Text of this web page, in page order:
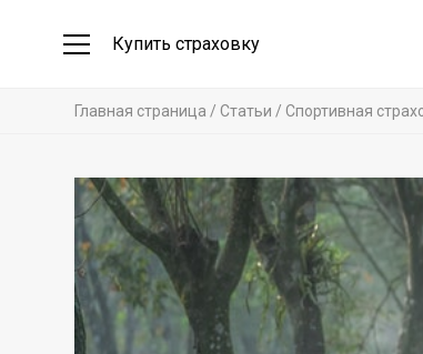
Купить страховку
Главная страница Статьи Спортивная